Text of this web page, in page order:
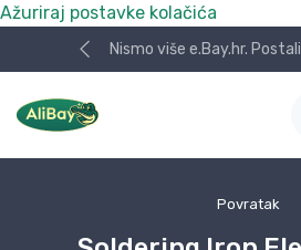
Ažuriraj postavke kolačića
Nismo više e.Bay.hr.
Povratak